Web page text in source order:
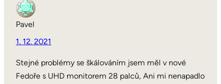
Pavel
1. 12. 2021
Stejné problémy se škálováním jsem měl v nové
Fedoře s UHD monitorem 28 palců, Ani mi nenapadlo